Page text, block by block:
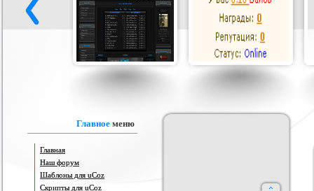
Главное меню
Главная
Наш форум
Шаблоны для uCoz
Скрипты для uCoz